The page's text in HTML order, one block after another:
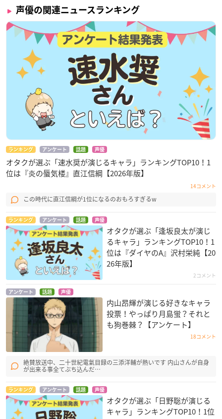
声優の関連ニュースランキング
ランキング アンケート 話題 声優
オタクが選ぶ「速水奨が演じるキャラ」ランキングTOP10！1
位は『炎の蜃気楼』直江信綱【2026年版】
14コメント
この時代に直江信綱が1位になるのおもろすぎるw
ランキング アンケート 話題 声優
オタクが選ぶ「逢坂良太が演じ
るキャラ」ランキングTOP10！1
位は『ダイヤのA』沢村栄純【20
26年版】
2コメント
アンケート 話題 声優
内山昂輝が演じる好きなキャラ
投票！やっぱり月島蛍？それと
も狗巻棘？【アンケート】
18コメント
絶賛放送中、二十世紀電氣目録の三添洋輔が熱いです 内山さんが自身
が出来る事全てぶち込んだ…
ランキング アンケート 話題 声優
オタクが選ぶ「日野聡が演じる
キャラ」ランキングTOP10！1位